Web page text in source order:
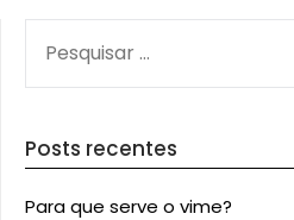
POR:
Posts recentes
Para que serve o vime?